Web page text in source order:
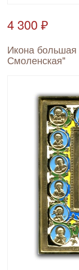
4 300 ₽
Икона большая
Смоленская"